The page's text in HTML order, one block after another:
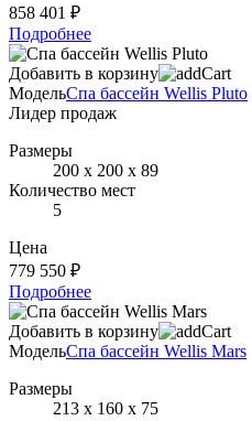
858 401 ₽
Подробнее
Добавить в корзину
МодельСпа бассейн Wellis Pluto
Лидер продаж
Размеры
200 x 200 x 89
Количество мест
5
Цена
779 550 ₽
Подробнее
Добавить в корзину
МодельCпа бассейн Wellis Mars
Размеры
213 х 160 х 75